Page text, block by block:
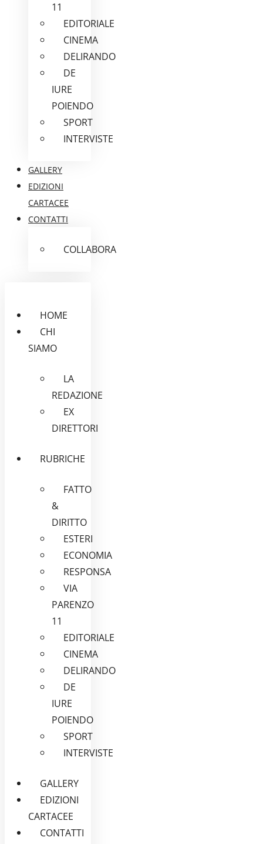
11
EDITORIALE
CINEMA
DELIRANDO
DE
IURE
POIENDO
SPORT
INTERVISTE
GALLERY
EDIZIONI
CARTACEE
CONTATTI
COLLABORA
HOME
CHI
SIAMO
LA
REDAZIONE
EX
DIRETTORI
RUBRICHE
FATTO
&
DIRITTO
ESTERI
ECONOMIA
RESPONSA
VIA
PARENZO
11
EDITORIALE
CINEMA
DELIRANDO
DE
IURE
POIENDO
SPORT
INTERVISTE
GALLERY
EDIZIONI
CARTACEE
CONTATTI